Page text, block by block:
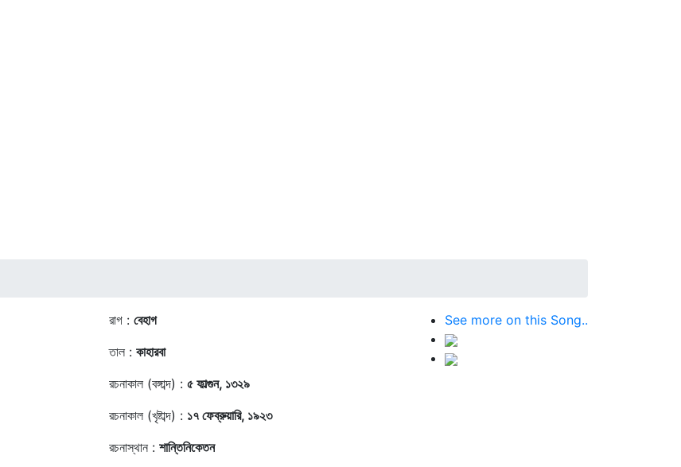
রাগ : বেহাগ
তাল : কাহারবা
রচনাকাল (বঙ্গাব্দ) : ৫ ফাল্গুন, ১৩২৯
রচনাকাল (খৃষ্টাব্দ) : ১৭ ফেব্রুয়ারি, ১৯২৩
রচনাস্থান : শান্তিনিকেতন
See more on this Song..